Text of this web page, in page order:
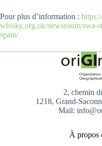
Pour plus d’information :
whisky.org.uk/newsroom/swa-
spain/
2, chemin
1218, Grand-
Mail:
À propos